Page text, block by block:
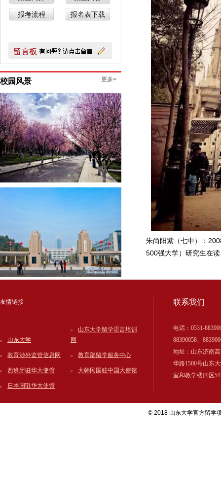
报考流程 报名表下载
校园风景 更多>
朱尚阳紫（七中）：
500强大学）研究生在读
友情链接
山东大学
山东大学留学语言培训
网
教育涉外监管信息网 教育部留学服务中心
西班牙驻华大使馆 大韩民国驻中国大使馆
日本国驻华大使馆
联系我们
电话：0531-
88390058、
地址：山东济南
华路1500号山东
室和教学楼四区
© 2018 山东大学官方留学